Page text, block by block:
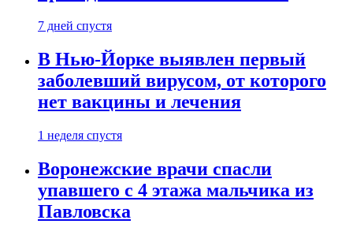
7 дней спустя
В Нью-Йорке выявлен первый
заболевший вирусом, от которого
нет вакцины и лечения
1 неделя спустя
Воронежские врачи спасли
упавшего с 4 этажа мальчика из
Павловска